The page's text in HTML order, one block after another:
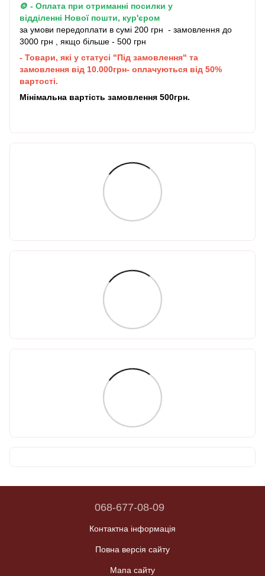
🪙 - Оплата при отриманні посилки у
відділенні Нової пошти, кур'єром
за умови передоплати в сумі 200 грн - замовлення до
3000 грн , якщо більше - 500 грн
- Товари, які у статусі "Під замовлення" та
замовлення від 10.000грн- оплачуються від 50%
вартості.
Мінімальна вартість замовлення 500грн.
068-677-08-09
Контактна інформація
Повна версія сайту
Мапа сайту